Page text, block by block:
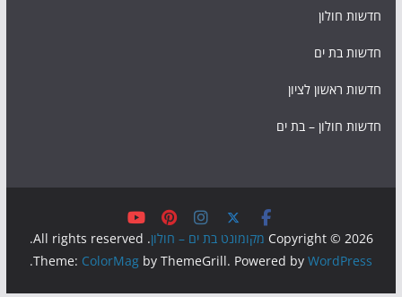
חדשות חולון
חדשות בת ים
חדשות ראשון לציון
חדשות חולון – בת ים
Copyright © 2026 מקומונט בת ים – חולון. All rights reserved.
Theme: ColorMag by ThemeGrill. Powered byWordPress
.